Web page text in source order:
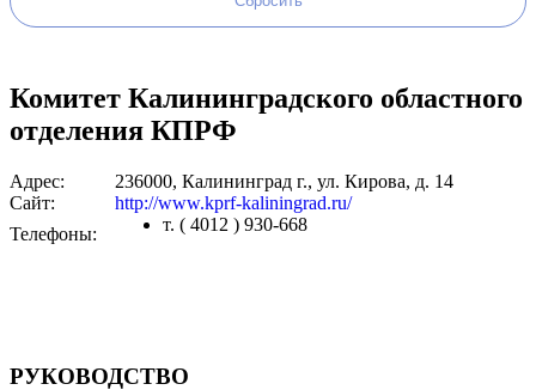
Комитет Калининградского областного
отделения КПРФ
Адрес:
236000, Калининград г., ул. Кирова, д. 14
Сайт:
http://www.kprf-kaliningrad.ru/
Телефоны:
т. ( 4012 ) 930-668
РУКОВОДСТВО